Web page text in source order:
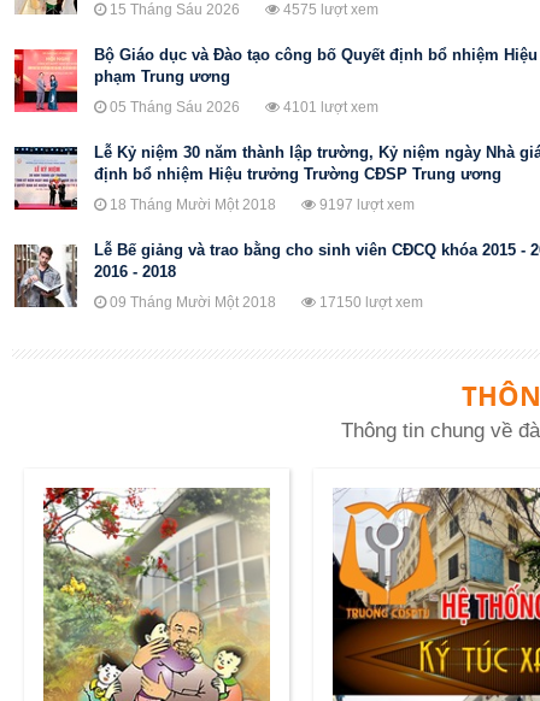
15 Tháng Sáu 2026 4575 lượt xem
Bộ Giáo dục và Đào tạo công bố Quyết định bổ nhiệm
phạm Trung ương
05 Tháng Sáu 2026 4101 lượt xem
Lễ Kỷ niệm 30 năm thành lập trường, Kỷ niệm ngày Nhà
định bổ nhiệm Hiệu trưởng Trường CĐSP Trung ương
18 Tháng Mười Một 2018 9197 lượt xem
Lễ Bế giảng và trao bằng cho sinh viên CĐCQ khóa 2015 -
2016 - 2018
09 Tháng Mười Một 2018 17150 lượt xem
Thông tin chung về